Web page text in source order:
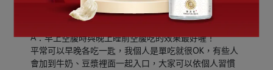
A：早上空腹時與晚上睡前空腹吃的效果最好喔！
平常可以早晚各吃一匙，我個人是單吃就很OK，有些人
會加到牛奶、豆漿裡面一起入口，大家可以依個人習慣